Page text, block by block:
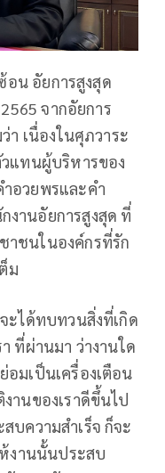
น อัยการสูงสุด
จากอัยการ
า เนื่องในศุภวาระ
แทนผู้บริหารของ
ำอวยพรและคำ
านอัยการสูงสุด ที่
าชนในองค์กรที่รัก
ม
ะได้ทบทวนสิ่งที่เกิด
ที่ผ่านมา ว่างานใด
อมเป็นเครื่องเตือน
านของเราดีขึ้นไป
บความสำเร็จ ก็จะ
งานนั้นประสบ